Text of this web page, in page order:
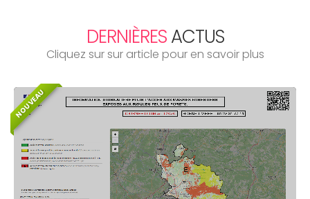
DERNIÈRESACTUS
Cliquez sur sur article pour en savoir plus
NOUVEAU